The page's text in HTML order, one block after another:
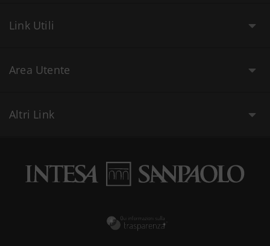
Link Utili
Area Utente
Altri Link